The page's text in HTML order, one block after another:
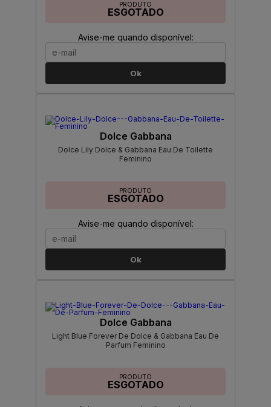
PRODUTO
ESGOTADO
Avise-me quando disponível:
Ok
Dolce Gabbana
Dolce Lily Dolce & Gabbana Eau De Toilette
Feminino
PRODUTO
ESGOTADO
Avise-me quando disponível:
Ok
Dolce Gabbana
Light Blue Forever De Dolce & Gabbana Eau De
Parfum Feminino
PRODUTO
ESGOTADO